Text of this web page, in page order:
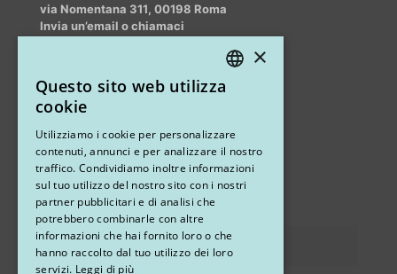
via Nomentana 311, 00198 Roma
Invia un’email o chiamaci
Altri studi
STUDIO MARIANETTI MED
via Sandro Pertini 26, 67051 Avezzano (AQ)
×
Questo sito web utilizza
cookie
Utilizziamo i cookie per personalizzare
contenuti, annunci e per analizzare il nostro
traffico. Condividiamo inoltre informazioni
sul tuo utilizzo del nostro sito con i nostri
partner pubblicitari e di analisi che
potrebbero combinarle con altre
informazioni che hai fornito loro o che
hanno raccolto dal tuo utilizzo dei loro
servizi. Leggi di più